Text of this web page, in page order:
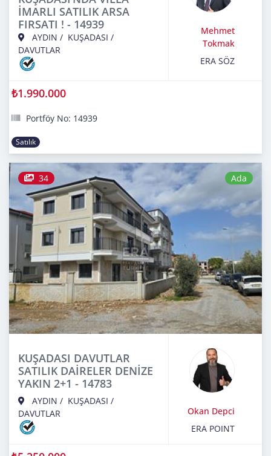
İMARLI SATILIK ARSA
FIRSATI ! - 14939
AYDIN / KUŞADASI /
DAVUTLAR
Mehmet
Tokmak
ERA SÖZ
₺1.990.000
Portföy No: 14939
Satılık
34 Ada
KUŞADASI DAVUTLAR
SATILIK DAİRELER DENİZE
YAKIN 2+1 - 14783
AYDIN / KUŞADASI /
DAVUTLAR
Okan Depci
ERA POINT